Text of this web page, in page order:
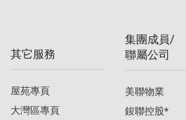
其它服務
屋苑專頁
大灣區專頁
集團成員/
聯屬公司
美聯物業
鋑聯控股*